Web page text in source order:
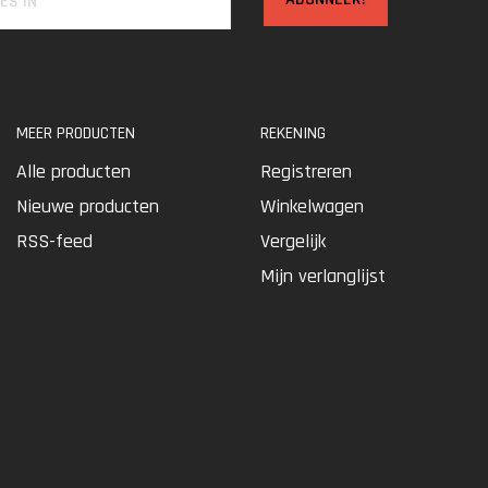
MEER PRODUCTEN
Alle producten
Nieuwe producten
RSS-feed
REKENING
Registreren
Winkelwagen
Vergelijk
Mijn verlanglijst